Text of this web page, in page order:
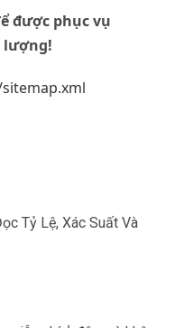
được phục vụ
lượng!
Tỷ Lệ, Xác Suất Và